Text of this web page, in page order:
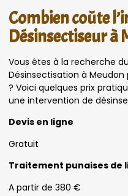
Combien coûte
Désinsectiseur à
Vous êtes à la recherche
Désinsectisation à
? Voici quelques prix
une intervention de
Devis en ligne
Gratuit
Traitement punaises de
A partir de 380 €